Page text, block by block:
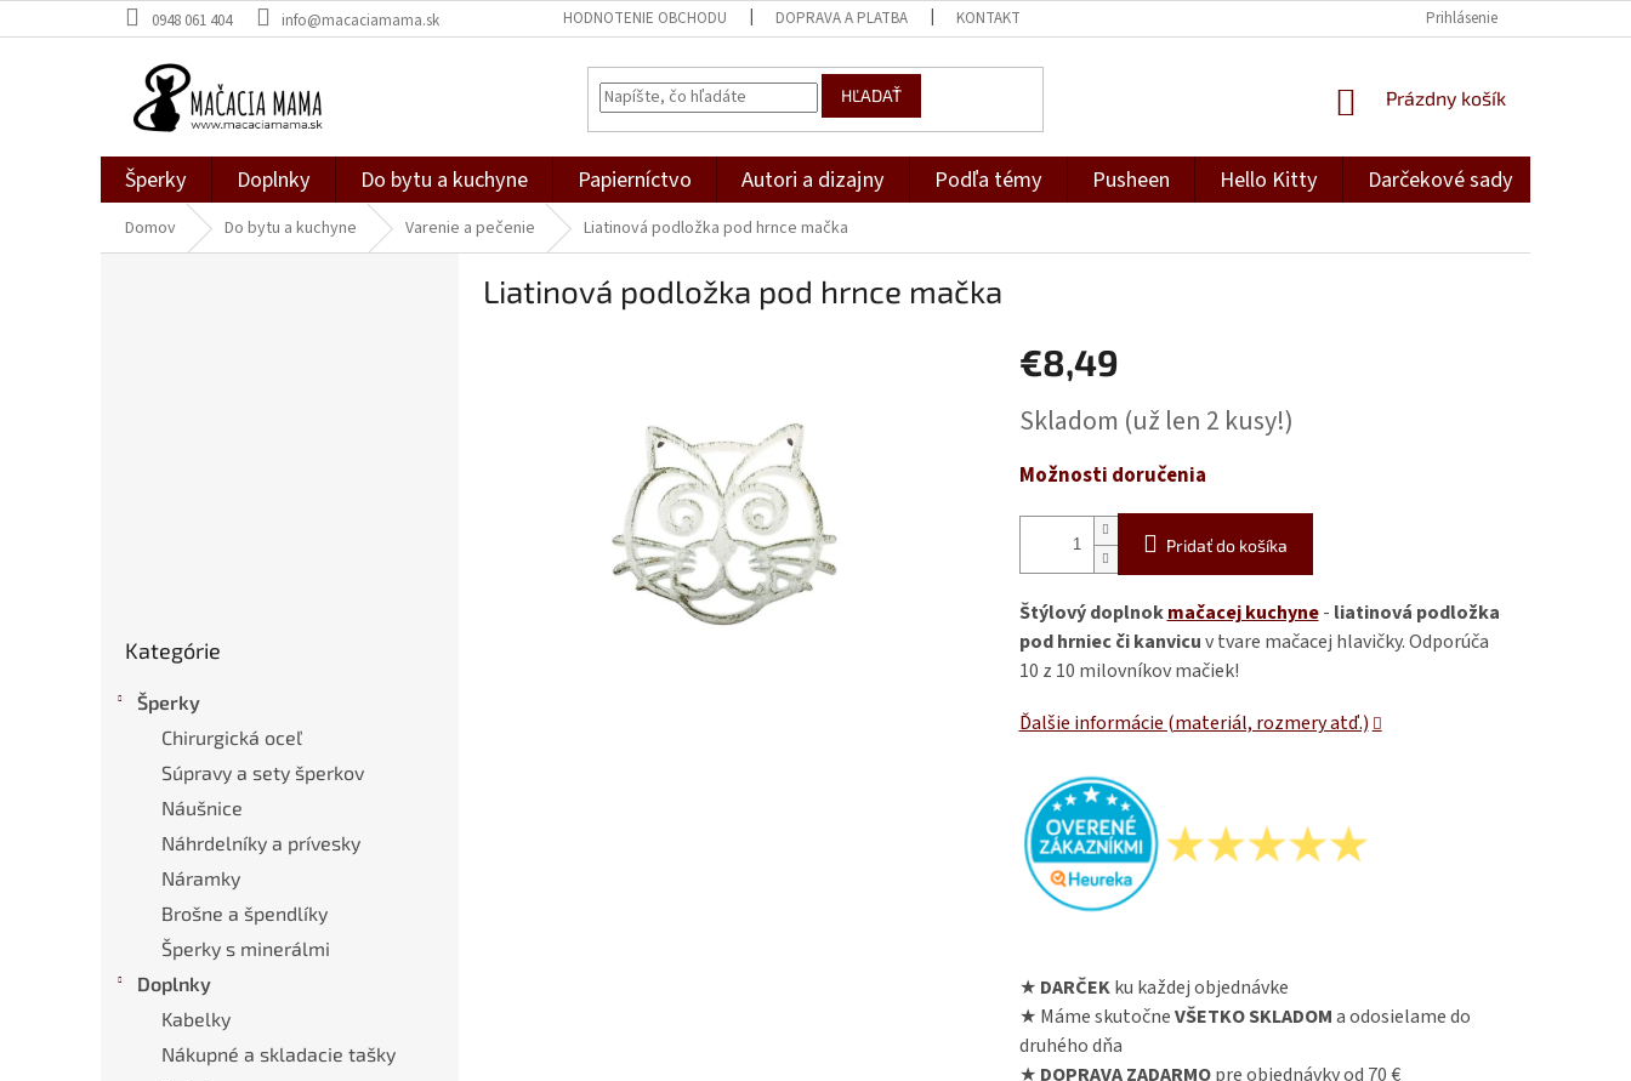
na
0948 061 404 info@macaciamama.sk HODNOTENIE OBCHODU DOPRAVA A PLATBA KONTAKT Prihlásenie
HĽADAŤ
NÁKUPNÝ
Prázdny košík
Šperky Doplnky Do bytu a kuchyne Papierníctvo Autori a dizajny Podľa témy Pusheen Hello Kitty Darčekové sady
Domov Do bytu a kuchyne Varenie a pečenie Liatinová podložka pod hrnce mačka
kategórie
Kategórie
Šperky
Chirurgická oceľ
Súpravy a sety šperkov
Náušnice
Náhrdelníky a prívesky
Náramky
Brošne a špendlíky
Šperky s minerálmi
Doplnky
Kabelky
Nákupné a skladacie tašky
Liatinová podložka pod hrnce mačka
€8,49
cena:
Skladom (už len 2 kusy!)
Možnosti doručenia
Pridať do košíka
Štýlový doplnokmačacej kuchyne- liatinová podložka
pod hrniec či kanvicuv tvare mačacej hlavičky. Odporúča
10 z 10 milovníkov mačiek!
Ďalšie informácie (materiál, rozmery atď.)
★ DARČEKku každej objednávke
★ Máme skutočneVŠETKO SKLADOMa odosielame do
druhého dňa
★ DOPRAVA ZADARMOpre objednávky od 70 €